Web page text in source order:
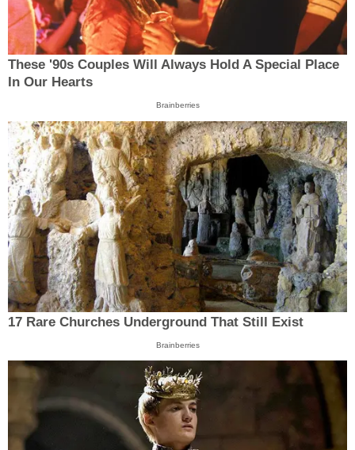
These '90s Couples Will Always Hold A Special Place
In Our Hearts
Brainberries
17 Rare Churches Underground That Still Exist
Brainberries